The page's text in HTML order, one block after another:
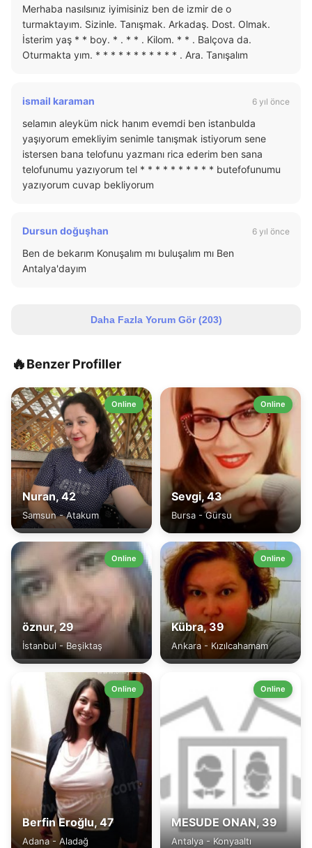
Merhaba nasılsınız iyimisiniz ben de izmir de o
turmaktayım. Sizinle. Tanışmak. Arkadaş. Dost. Olmak.
İsterim yaş * * boy. * . * * . Kilom. * * . Balçova da.
Oturmakta yım. * * * * * * * * * * * . Ara. Tanışalım
ismail karaman 6 yıl önce
selamın aleyküm nick hanım evemdi ben istanbulda
yaşıyorum emekliyim senimle tanışmak istiyorum sene
istersen bana telofunu yazmanı rica ederim ben sana
telofunumu yazıyorum tel * * * * * * * * * * butefofunumu
yazıyorum cuvap bekliyorum
Dursun doğuşhan 6 yıl önce
Ben de bekarım Konuşalım mı buluşalım mı Ben
Antalya'dayım
Daha Fazla Yorum Gör (203)
🔥Benzer Profiller
Online
Nuran, 42
Samsun - Atakum
Online
Sevgi, 43
Bursa - Gürsu
Online
öznur, 29
İstanbul - Beşiktaş
Online
Kübra, 39
Ankara - Kızılcahamam
Online
Berfin Eroğlu, 47
Adana - Aladağ
Online
MESUDE ONAN, 39
Antalya - Konyaaltı